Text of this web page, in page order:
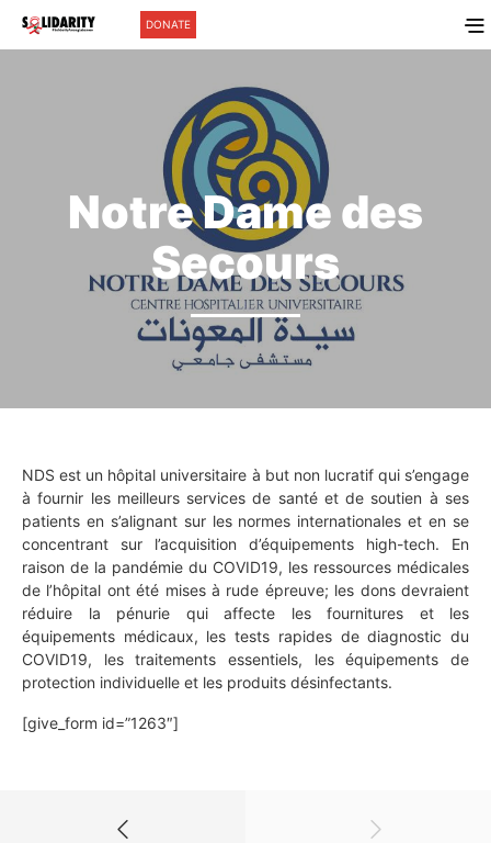
DONATE
Notre Dame des
Secours
NDS est un hôpital universitaire à but non lucratif qui s’engage
à fournir les meilleurs services de santé et de soutien à ses
patients en s’alignant sur les normes internationales et en se
concentrant sur l’acquisition d’équipements high-tech. En
raison de la pandémie du COVID19, les ressources médicales
de l’hôpital ont été mises à rude épreuve; les dons devraient
réduire la pénurie qui affecte les fournitures et les
équipements médicaux, les tests rapides de diagnostic du
COVID19, les traitements essentiels, les équipements de
protection individuelle et les produits désinfectants.
[give_form id=”1263″]